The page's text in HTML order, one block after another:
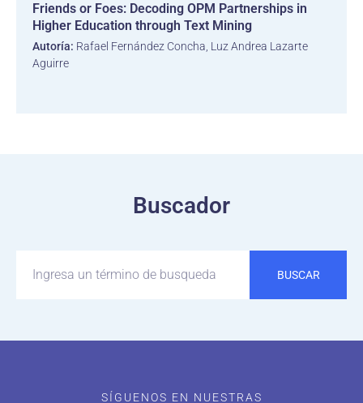
Friends or Foes: Decoding OPM Partnerships in
Higher Education through Text Mining
Autoría: Rafael Fernández Concha, Luz Andrea Lazarte
Aguirre
Buscador
BUSCAR
SÍGUENOS EN NUESTRAS